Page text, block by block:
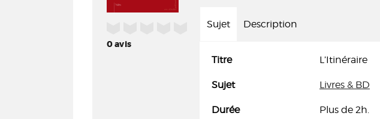
0avis
Sujet Description
Titre L’Itinéraire
Sujet Livres & BD
Durée Plus de 2h.